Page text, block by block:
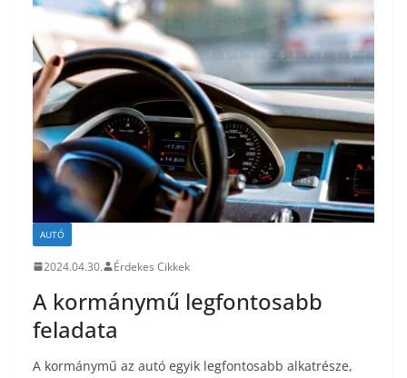
AUTÓ
2024.04.30. Érdekes Cikkek
A kormánymű legfontosabb
feladata
A kormánymű az autó egyik legfontosabb alkatrésze,